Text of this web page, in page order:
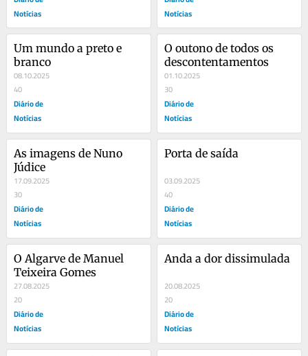
Notícias
Notícias
Um mundo a preto e
branco
08.10.2025
40
Diário de
Notícias
O outono de todos os
descontentamentos
01.10.2025
30
Diário de
Notícias
As imagens de Nuno
Júdice
17.09.2025
30
Diário de
Notícias
Porta de saída
03.09.2025
40
Diário de
Notícias
O Algarve de Manuel
Teixeira Gomes
27.08.2025
20
Diário de
Notícias
Anda a dor dissimulada
20.08.2025
20
Diário de
Notícias